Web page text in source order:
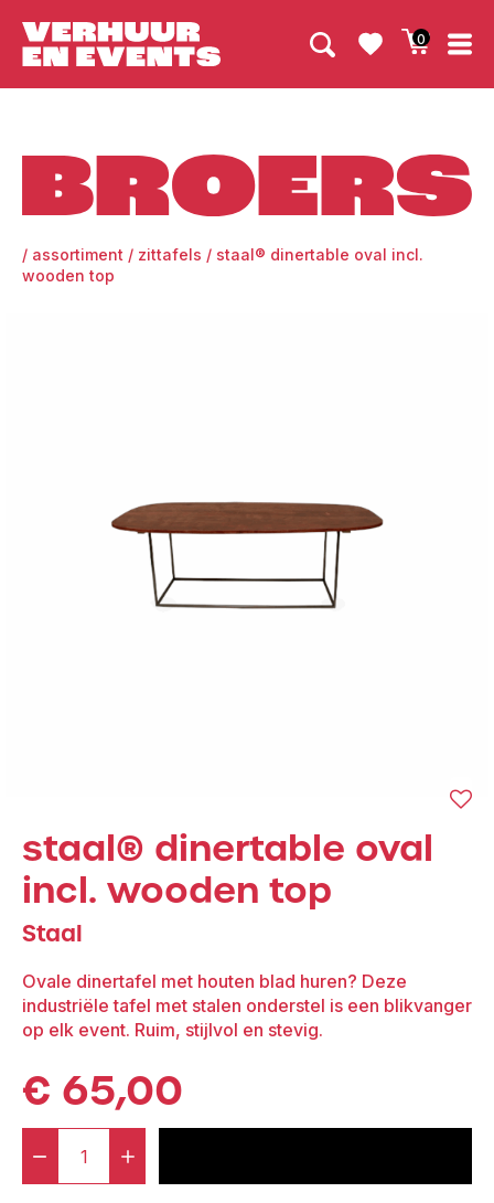
0
/ assortiment / zittafels / staal® dinertable oval incl.
wooden top
staal® dinertable oval
incl. wooden top
Staal
Ovale dinertafel met houten blad huren? Deze
industriële tafel met stalen onderstel is een blikvanger
op elk event. Ruim, stijlvol en stevig.
€ 65,00
-
Staal®
+